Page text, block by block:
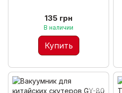
135 грн
В наличии
Купить